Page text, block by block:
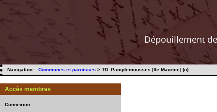
Dépouillement
Navigation :: Communes et paroisses > TD_Pamplemousses [Ile Maurice] (o)
Accès membres
Connexion